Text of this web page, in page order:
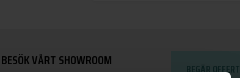
BESÖK VÅRT SHOWROOM BEGÄR OFFERT